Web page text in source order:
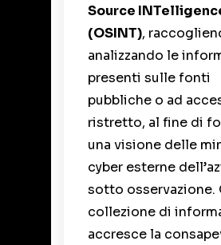
Source
(OSINT),
analizzando le
presenti sulle fonti
pubbliche o ad
ristretto, al fine di
una visione delle
cyber esterne
sotto osservazione.
collezione di
accresce la